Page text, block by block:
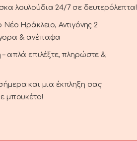
λουλούδια 24/7 σε δευτερόλεπτα!
Νέο Ηράκλειο, Αντιγόνης 2
& ανέπαφα
– απλά επιλέξτε, πληρώστε &
και μια έκπληξη σας
μπουκέτο!